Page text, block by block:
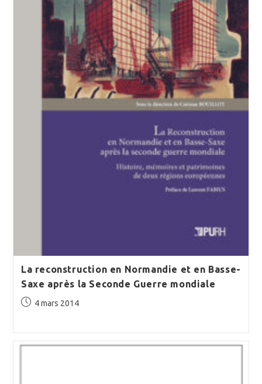
La reconstruction en Normandie et en Basse-
Saxe après la Seconde Guerre mondiale
Publication
4 mars 2014